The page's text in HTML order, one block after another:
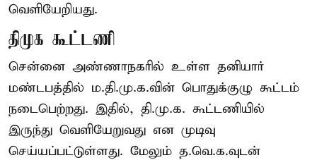
வெளியேறியது.
திமுக கூட்டணி
சென்னை அண்ணாநகரில் உள்ள தனியார்
மண்டபத்தில் ம.தி.மு.க.வின் பொதுக்குழு கூட்டம்
நடைபெற்றது. இதில், தி.மு.க. கூட்டணியில்
இருந்து வெளியேறுவது என முடிவு
செய்யப்பட்டுள்ளது. மேலும் த.வெ.க.வுடன்